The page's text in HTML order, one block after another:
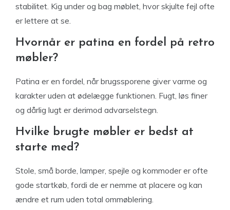
stabilitet. Kig under og bag møblet, hvor skjulte fejl ofte
er lettere at se.
Hvornår er patina en fordel på retro
møbler?
Patina er en fordel, når brugssporene giver varme og
karakter uden at ødelægge funktionen. Fugt, løs finer
og dårlig lugt er derimod advarselstegn.
Hvilke brugte møbler er bedst at
starte med?
Stole, små borde, lamper, spejle og kommoder er ofte
gode startkøb, fordi de er nemme at placere og kan
ændre et rum uden total ommøblering.